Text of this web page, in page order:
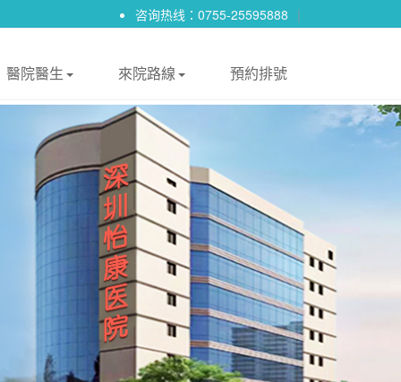
咨询热线：0755-25595888 |
醫院醫生 來院路線 預約排號